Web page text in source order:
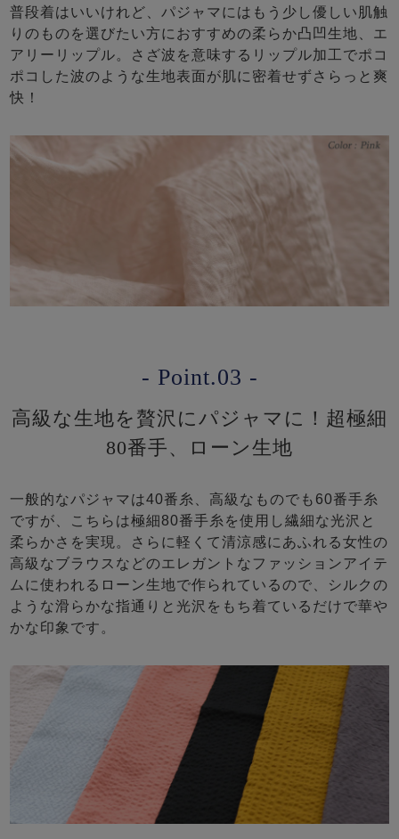
普段着はいいけれど、パジャマにはもう少し優しい肌触
りのものを選びたい方におすすめの柔らか凸凹生地、エ
アリーリップル。さざ波を意味するリップル加工でポコ
ポコした波のような生地表面が肌に密着せずさらっと爽
快！
- Point.03 -
高級な生地を贅沢にパジャマに！超極細
80番手、ローン生地
一般的なパジャマは40番糸、高級なものでも60番手糸
ですが、こちらは極細80番手糸を使用し繊細な光沢と
柔らかさを実現。さらに軽くて清涼感にあふれる女性の
高級なブラウスなどのエレガントなファッションアイテ
ムに使われるローン生地で作られているので、シルクの
ような滑らかな指通りと光沢をもち着ているだけで華や
かな印象です。